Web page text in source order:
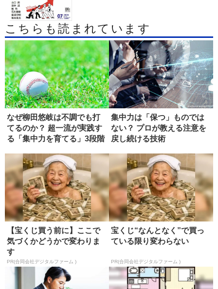
こちらも読まれています
なぜ柳田悠岐は不調でも打
てるのか？ 超一流が実践す
る「集中力を育てる」3段階
集中力は「保つ」ものでは
ない？ プロが教える注意を
戻し続ける技術
【宝くじ買う前に】ここで
気づくかどうかで変わりま
す
PR(合同会社デジタルファーム )
宝くじ“なんとなく”で買っ
ている限り変わらない
PR(合同会社デジタルファーム )